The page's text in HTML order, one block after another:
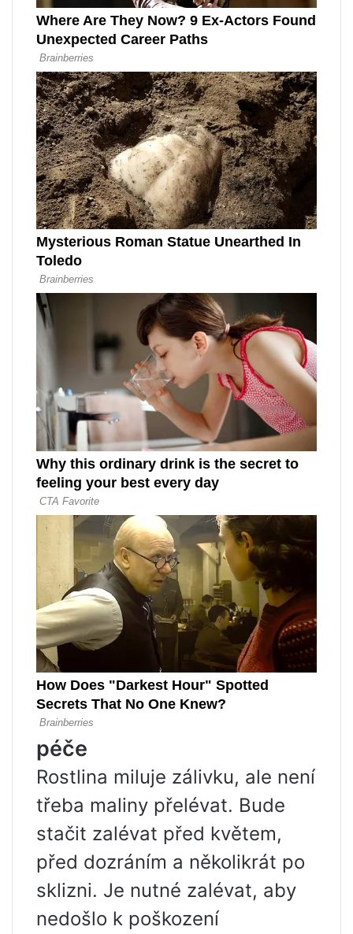
péče
Rostlina miluje zálivku, ale není
třeba maliny přelévat. Bude
stačit zalévat před květem,
před dozráním a několikrát po
sklizni. Je nutné zalévat, aby
nedošlo k poškození